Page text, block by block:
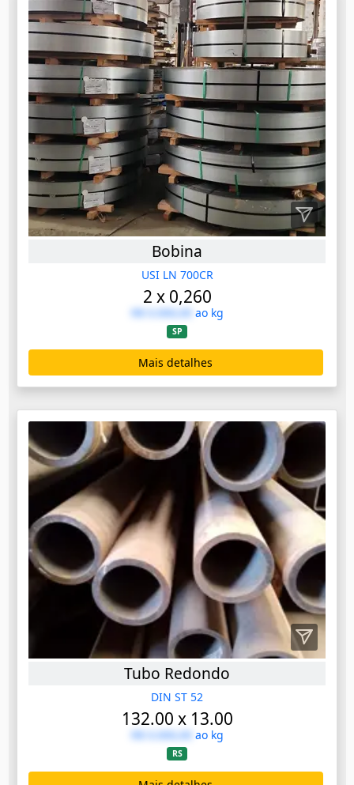
Bobina
USI LN 700CR
2 x 0,260
R$ 0.000,00 ao kg
SP
Mais detalhes
Tubo Redondo
DIN ST 52
132.00 x 13.00
R$ 0.000,00 ao kg
RS